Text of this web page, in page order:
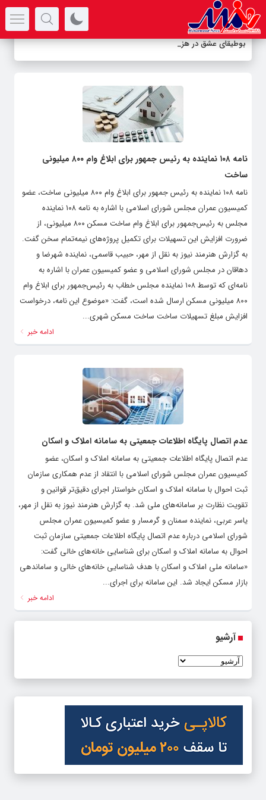
بوطیقای عشق در هزاره-
نامه ۱۰۸ نماینده به رئیس جمهور برای ابلاغ وام ۸۰۰ میلیونی
ساخت
نامه ۱۰۸ نماینده به رئیس جمهور برای ابلاغ وام ۸۰۰ میلیونی ساخت، عضو
کمیسیون عمران مجلس شورای اسلامی با اشاره به نامه ۱۰۸ نماینده
مجلس به رئیس‌جمهور برای ابلاغ وام ساخت مسکن ۸۰۰ میلیونی، از
ضرورت افزایش این تسهیلات برای تکمیل پروژه‌های نیمه‌تمام سخن گفت.
به گزارش هنرمند نیوز به نقل از مهر، حبیب قاسمی، نماینده شهرضا و
دهاقان در مجلس شورای اسلامی و عضو کمیسیون عمران با اشاره به
نامه‌ای که توسط ۱۰۸ نماینده مجلس خطاب به رئیس‌جمهور برای ابلاغ وام
۸۰۰ میلیونی مسکن ارسال شده است، گفت: «موضوع این نامه، درخواست
افزایش مبلغ تسهیلات ساخت ساخت مسکن شهری...
ادامه خبر
عدم اتصال پایگاه اطلاعات جمعیتی به سامانه املاک و اسکان
عدم اتصال پایگاه اطلاعات جمعیتی به سامانه املاک و اسکان، عضو
کمیسیون عمران مجلس شورای اسلامی با انتقاد از عدم همکاری سازمان
ثبت احوال با سامانه املاک و اسکان خواستار اجرای دقیق‌تر قوانین و
تقویت نظارت بر سامانه‌های ملی شد. به گزارش هنرمند نیوز به نقل از مهر،
یاسر عربی، نماینده سمنان و گرمسار و عضو کمیسیون عمران مجلس
شورای اسلامی درباره عدم اتصال پایگاه اطلاعات جمعیتی سازمان ثبت
احوال به سامانه املاک و اسکان برای شناسایی خانه‌های خالی گفت:
«سامانه ملی املاک و اسکان با هدف شناسایی خانه‌های خالی و ساماندهی
بازار مسکن ایجاد شد. این سامانه برای اجرای...
ادامه خبر
آرشیو